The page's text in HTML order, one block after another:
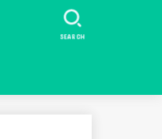
SEARCH